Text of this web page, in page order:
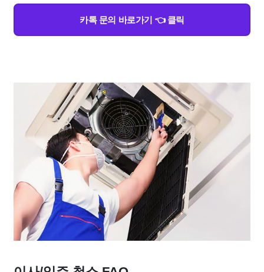
카톡 문의 바로가기 👈 클릭